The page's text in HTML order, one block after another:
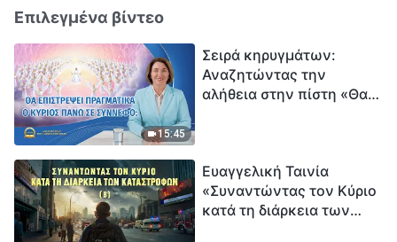
Επιλεγμένα βίντεο
15:45
Σειρά κηρυγμάτων:
Αναζητώντας την
αλήθεια στην πίστη «Θα
Ευαγγελική Ταινία
«Συναντώντας τον Κύριο
κατά τη διάρκεια των